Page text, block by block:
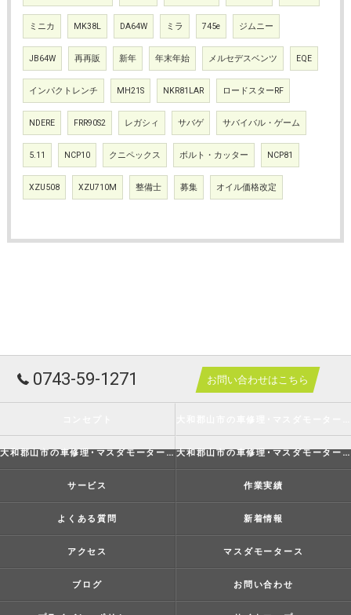
ミニカ MK38L DA64W ミラ 745e ジムニー
JB64W 再再販 新年 年末年始 メルセデスベンツ EQE
インパクトレンチ MH21S NKR81LAR ロードスターRF
NDERE FRR90S2 レガシィ サバゲ サバイバル・ゲーム
5.11 NCP10 クニペックス ボルト・カッター NCP81
XZU508 XZU710M 整備士 募集 オイル価格改定
0743-59-1271 お問い合わせはこちら
大和郡山市の車修理･マスダモータースの評判 大和郡山市の車修理･マスダモータースのお客様の声
サービス 作業実績
よくある質問 新着情報
アクセス マスダモータース
ブログ お問い合わせ